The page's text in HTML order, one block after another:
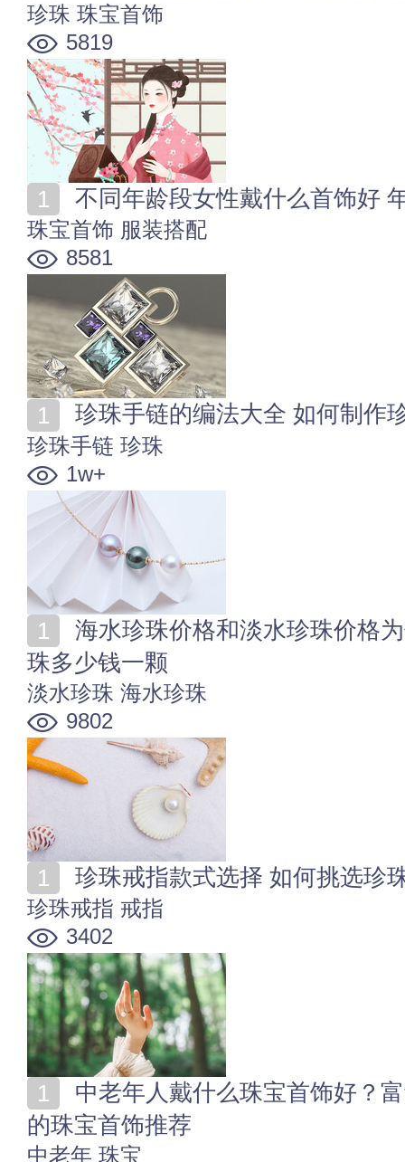
珍珠 珠宝首饰
5819
不同年龄段女性戴什么首饰好
珠宝首饰 服装搭配
8581
珍珠手链的编法大全 如何制作
珍珠手链 珍珠
1w+
珠多少钱一颗
淡水珍珠 海水珍珠
9802
珍珠戒指款式选择 如何挑选珍
珍珠戒指 戒指
3402
的珠宝首饰推荐
中老年 珠宝